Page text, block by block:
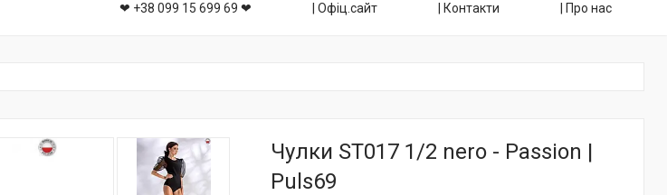
❤ +38 099 15 699 69 ❤ | Офіц.сайт | Контакти | Про нас
Чулки ST017 1/2 nero - Passion |
Puls69